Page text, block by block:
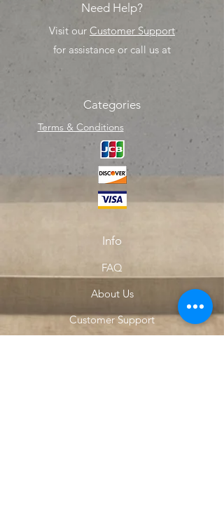
Need Help?
Visit our Customer Support
for assistance or call us at
Categories
Terms & Conditions
Info
FAQ
About Us
Customer Support